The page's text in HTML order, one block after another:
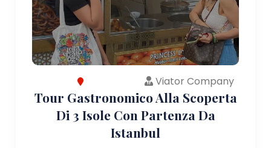
Viator Company
Tour Gastronomico Alla Scoperta
Di 3 Isole Con Partenza Da
Istanbul